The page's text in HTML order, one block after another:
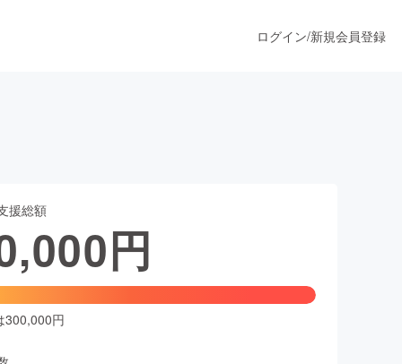
ファッション
ログイン/新規会員登録
援総額
円
300,000円